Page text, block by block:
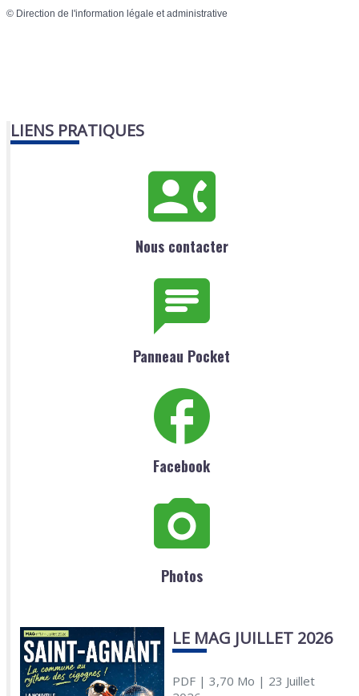
© Direction de l'information légale et administrative
LIENS PRATIQUES
Nous contacter
Panneau Pocket
Facebook
Photos
LE MAG JUILLET 2026
PDF| 3,70 Mo | 23 Juillet